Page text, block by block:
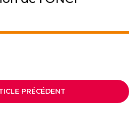
PRÉCÉDENT